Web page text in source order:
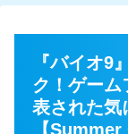
『バイオ9
ク！ゲーム
表された気
【